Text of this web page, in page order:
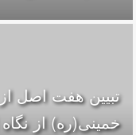
تبیین هفت اصل
خمینی(ره) از